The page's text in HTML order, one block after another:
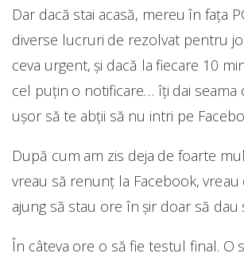
Dar dacă stai acasă, mereu în fața
diverse lucruri de rezolvat pentru
ceva urgent, și dacă la fiecare 10
cel puțin o notificare… îți dai seama
ușor să te abții să nu intri pe
După cum am zis deja de foarte
vreau să renunț la Facebook,
ajung să stau ore în șir doar să dau
În câteva ore o să fie testul final. O